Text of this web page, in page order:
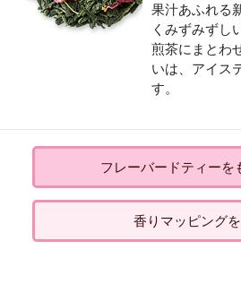
果汁あふれる
くみずみずし
煎茶にまとわ
いは、アイス
す。
フレーバードティーを
香りマッピング